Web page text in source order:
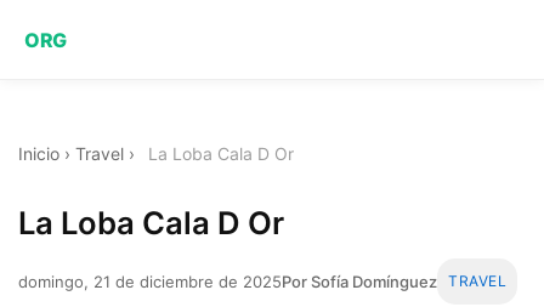
ORG
Inicio › Travel › La Loba Cala D Or
La Loba Cala D Or
domingo, 21 de diciembre de 2025Por Sofía Domínguez TRAVEL